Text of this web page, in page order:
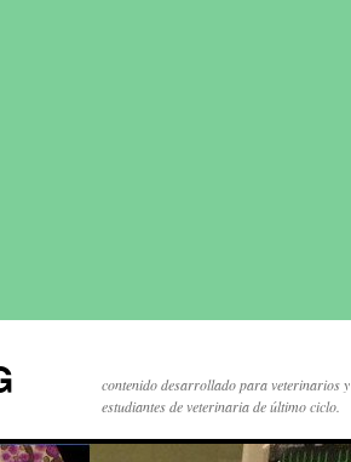
contenido desarrollado para veterinarios y
estudiantes de veterinaria de último ciclo.